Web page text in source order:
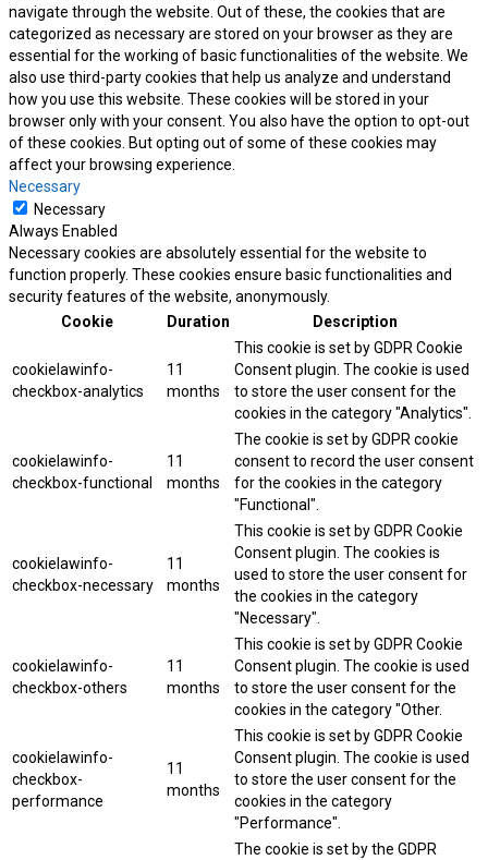
navigate through the website. Out of these, the cookies that are
categorized as necessary are stored on your browser as they are
essential for the working of basic functionalities of the website. We
also use third-party cookies that help us analyze and understand
how you use this website. These cookies will be stored in your
browser only with your consent. You also have the option to opt-out
of these cookies. But opting out of some of these cookies may
affect your browsing experience.
Necessary
Necessary
Always Enabled
Necessary cookies are absolutely essential for the website to
function properly. These cookies ensure basic functionalities and
security features of the website, anonymously.
Cookie
Duration Description
cookielawinfo-
checkbox-analytics
11
months
This cookie is set by GDPR Cookie
Consent plugin. The cookie is used
to store the user consent for the
cookies in the category "Analytics".
cookielawinfo-
checkbox-functional
11
months
The cookie is set by GDPR cookie
consent to record the user consent
for the cookies in the category
"Functional".
cookielawinfo-
checkbox-necessary
11
months
This cookie is set by GDPR Cookie
Consent plugin. The cookies is
used to store the user consent for
the cookies in the category
"Necessary".
cookielawinfo-
checkbox-others
11
months
This cookie is set by GDPR Cookie
Consent plugin. The cookie is used
to store the user consent for the
cookies in the category "Other.
cookielawinfo-
checkbox-
performance
11
months
This cookie is set by GDPR Cookie
Consent plugin. The cookie is used
to store the user consent for the
cookies in the category
"Performance".
The cookie is set by the GDPR